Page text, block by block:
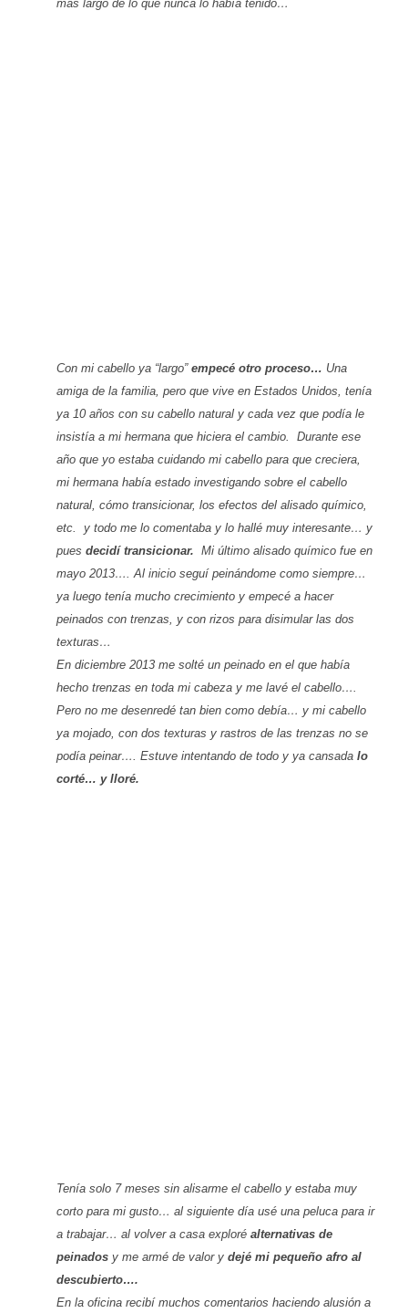
más largo de lo que nunca lo había tenido…
Con mi cabello ya “largo” empecé otro proceso… Una
amiga de la familia, pero que vive en Estados Unidos, tenía
ya 10 años con su cabello natural y cada vez que podía le
insistía a mi hermana que hiciera el cambio. Durante ese
año que yo estaba cuidando mi cabello para que creciera,
mi hermana había estado investigando sobre el cabello
natural, cómo transicionar, los efectos del alisado químico,
etc. y todo me lo comentaba y lo hallé muy interesante… y
pues decidí transicionar. Mi último alisado químico fue en
mayo 2013…. Al inicio seguí peinándome como siempre…
ya luego tenía mucho crecimiento y empecé a hacer
peinados con trenzas, y con rizos para disimular las dos
texturas…
En diciembre 2013 me solté un peinado en el que había
hecho trenzas en toda mi cabeza y me lavé el cabello….
Pero no me desenredé tan bien como debía… y mi cabello
ya mojado, con dos texturas y rastros de las trenzas no se
podía peinar…. Estuve intentando de todo y ya cansadalo
corté… y lloré.
Tenía solo 7 meses sin alisarme el cabello y estaba muy
corto para mi gusto… al siguiente día usé una peluca para ir
a trabajar… al volver a casa exploré alternativas de
peinadosy me armé de valor y dejé mi pequeño afro al
descubierto….
En la oficina recibí muchos comentarios haciendo alusión a